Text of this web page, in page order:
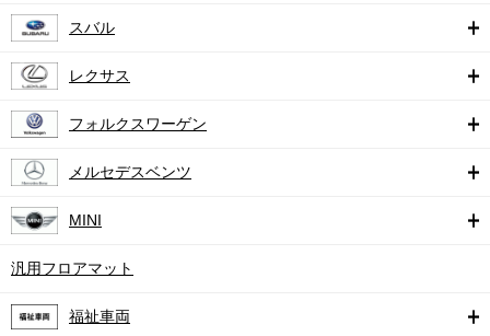
スバル
レクサス
フォルクスワーゲン
メルセデスベンツ
MINI
汎用フロアマット
福祉車両